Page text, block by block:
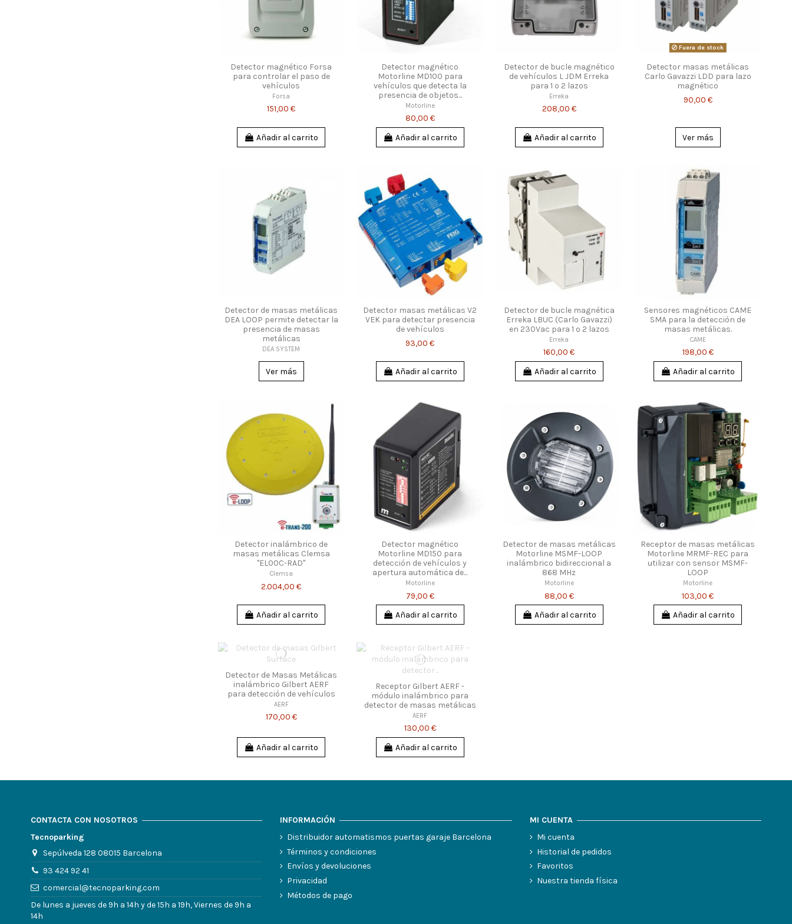
Detector magnético Forsa
para controlar el paso de
vehículos
Forsa
151,00 €
Añadir al carrito
Detector magnético
Motorline MD100 para
vehículos que detecta la
presencia de objetos...
Motorline
80,00 €
Añadir al carrito
Detector de bucle magnético
de vehículos L JDM Erreka
para 1 o 2 lazos
Erreka
208,00 €
Añadir al carrito
Fuera de stock
Detector masas metálicas
Carlo Gavazzi LDD para lazo
magnético
90,00 €
Ver más
Detector de masas metálicas
DEA LOOP permite detectar la
presencia de masas
metálicas
DEA SYSTEM
Ver más
Detector masas metálicas V2
VEK para detectar presencia
de vehículos
93,00 €
Añadir al carrito
Detector de bucle magnética
Erreka LBUC (Carlo Gavazzi)
en 230Vac para 1 o 2 lazos
Erreka
160,00 €
Añadir al carrito
Sensores magnéticos CAME
SMA para la detección de
masas metálicas.
CAME
198,00 €
Añadir al carrito
Detector inalámbrico de
masas metálicas Clemsa
"EL00C-RAD"
Clemsa
2.004,00 €
Añadir al carrito
Detector magnético
Motorline MD150 para
detección de vehículos y
apertura automática de...
Motorline
79,00 €
Añadir al carrito
Detector de masas metálicas
Motorline MSMF-LOOP
inalámbrico bidireccional a
868 MHz
Motorline
88,00 €
Añadir al carrito
Receptor de masas metálicas
Motorline MRMF-REC para
utilizar con sensor MSMF-
LOOP
Motorline
103,00 €
Añadir al carrito
Detector de Masas Metálicas
inalámbrico Gilbert AERF
para detección de vehículos
AERF
170,00 €
Añadir al carrito
Receptor Gilbert AERF -
módulo inalámbrico para
detector de masas metálicas
AERF
130,00 €
Añadir al carrito
CONTACTA CON NOSOTROS
Tecnoparking
Sepúlveda 128 08015 Barcelona
93 424 92 41
comercial@tecnoparking.com
De lunes a jueves de 9h a 14h y de 15h a 19h, Viernes de 9h a
14h
INFORMACIÓN
Distribuidor automatismos puertas garaje Barcelona
Términos y condiciones
Envíos y devoluciones
Privacidad
Métodos de pago
MI CUENTA
Mi cuenta
Historial de pedidos
Favoritos
Nuestra tienda física